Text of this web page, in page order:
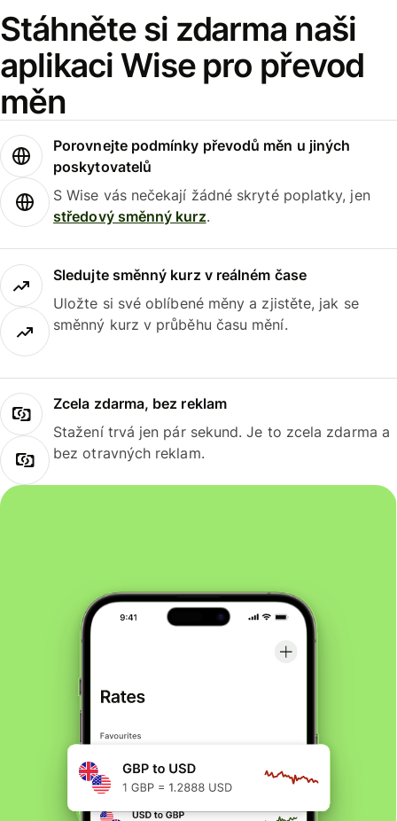
Stáhněte si zdarma naši
aplikaci Wise pro převod
měn
Porovnejte podmínky převodů měn u jiných
poskytovatelů
S Wise vás nečekají žádné skryté poplatky, jen
středový směnný kurz.
Sledujte směnný kurz v reálném čase
Uložte si své oblíbené měny a zjistěte, jak se
směnný kurz v průběhu času mění.
Zcela zdarma, bez reklam
Stažení trvá jen pár sekund. Je to zcela zdarma a
bez otravných reklam.